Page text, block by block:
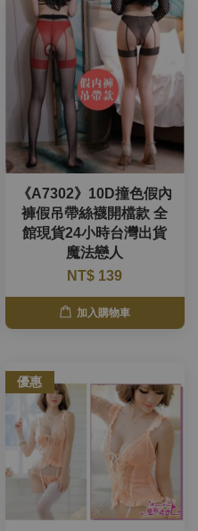
《A7302》10D撞色假內
褲假吊帶絲襪開檔款 全
館現貨24小時台灣出貨
魔法戀人
NT$ 139
加入購物車
優惠